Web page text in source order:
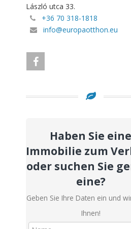
László utca 33.
+36 70 318-1818
info@europaotthon.eu
Haben Sie eine
Immobilie zum
oder suchen Sie
eine?
Geben Sie Ihre Daten ein und
Ihnen!